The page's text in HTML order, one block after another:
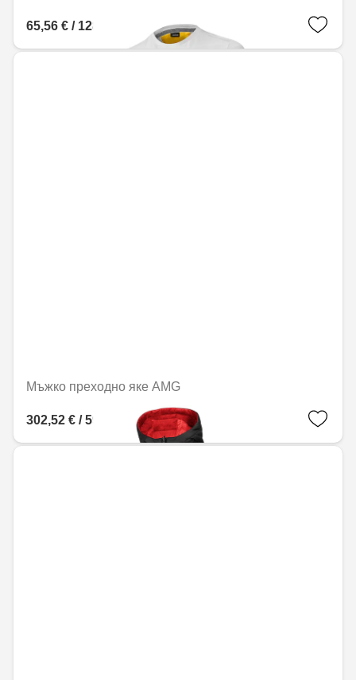
65,56 € / 128,22 лв.
Мъжко преходно яке AMG
302,52 € / 591,68 лв.